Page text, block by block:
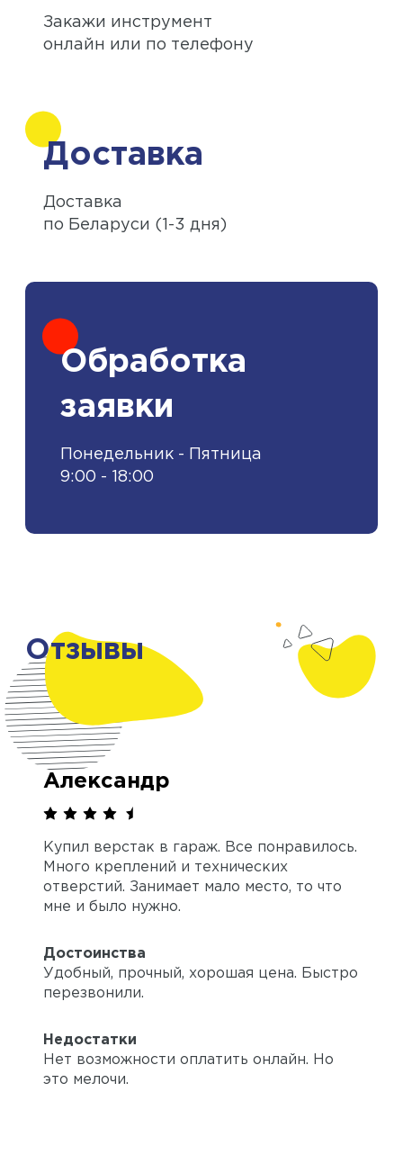
Закажи инструмент
онлайн или по телефону
Доставка
Доставка
по Беларуси (1-3 дня)
Обработка
заявки
Понедельник - Пятница
9:00 - 18:00
Отзывы
Александр
Купил верстак в гараж. Все понравилось.
Много креплений и технических
отверстий. Занимает мало место, то что
мне и было нужно.
Достоинства
Удобный, прочный, хорошая цена. Быстро
перезвонили.
Недостатки
Нет возможности оплатить онлайн. Но
это мелочи.